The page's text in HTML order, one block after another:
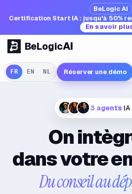
BeLogic AI
Certification Start IA : jusqu'à 50%
En savoir
BeLogicAI
FR EN NL Réserver une démo
3 agents
On
dans votre
Du conseil au